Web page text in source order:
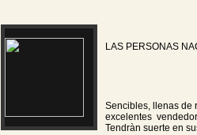
LAS PERSONAS
Sencibles, llenas de
excelentes
Tendràn suerte en